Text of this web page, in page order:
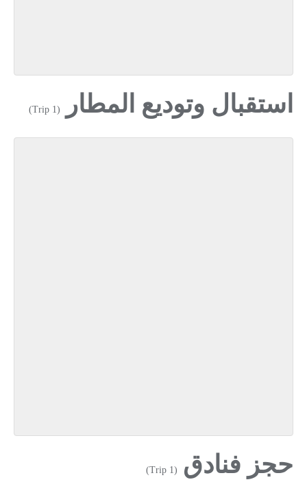
استقبال وتوديع المطار (1 Trip)
حجز فنادق (1 Trip)